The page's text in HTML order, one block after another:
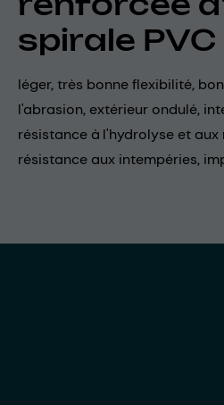
spirale
léger, très bonne flexibilité,
l'abrasion, extérieur ondulé,
résistance à l'hydrolyse et
résistance aux intempéries,